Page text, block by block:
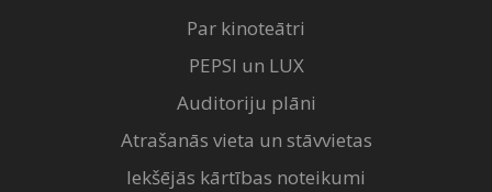
Par kinoteātri
PEPSI un LUX
Auditoriju plāni
Atrašanās vieta un stāvvietas
Iekšējās kārtības noteikumi